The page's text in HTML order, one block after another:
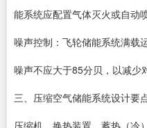
能系统应配置气体灭火或自动
噪声控制：飞轮储能系统满载
噪声不应大于85分贝，以减少
三、压缩空气储能系统设计要
压缩机、换热装置、蓄热（冷